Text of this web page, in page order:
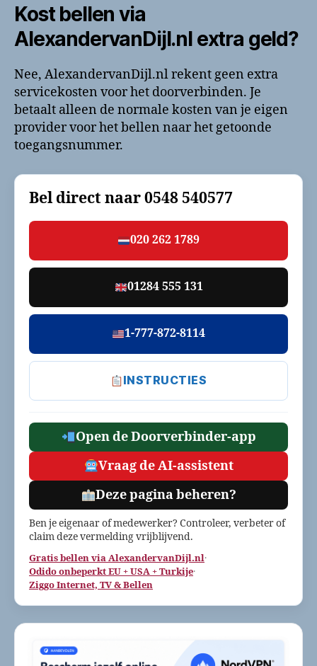
Kost bellen via
AlexandervanDijl.nl extra geld?
Nee, AlexandervanDijl.nl rekent geen extra
servicekosten voor het doorverbinden. Je
betaalt alleen de normale kosten van je eigen
provider voor het bellen naar het getoonde
toegangsnummer.
Bel direct naar0548 540577
020 262 1789
01284 555 131
1-777-872-8114
INSTRUCTIES
Open de Doorverbinder-app
Vraag de AI-assistent
Deze pagina beheren?
Ben je eigenaar of medewerker? Controleer, verbeter of
claim deze vermelding vrijblijvend.
Gratis bellen via AlexandervanDijl.nl·
Odido onbeperkt EU + USA + Turkije·
Ziggo Internet, TV & Bellen